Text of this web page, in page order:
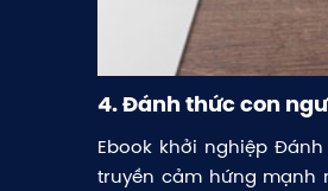
4. Đánh thức con
Ebook khởi nghiệp
truyền cảm hứng mạnh